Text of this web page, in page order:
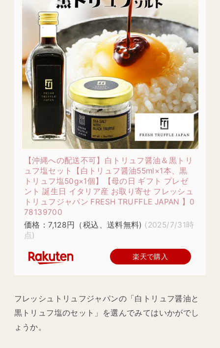
【沖縄への配送不可】白トリュフ醤油＆黒トリ
ュフ塩セット【白トリュフ醤油55ml×1本、黒
トリュフ塩50g×1個】【母の日 ギフト プレゼ
ント 誕生日 イタリア産 お取り寄せ フレッシュ
トリュフジャパン FRESH TRUFFLE JAPAN 】0
78139700
価格：7,128円（税込、送料無料) (2025/7/31時
点)
楽天で購入
フレッシュトリュフジャパンの「白トリュフ醤油と
黒トリュフ塩のセット」を選んでみてはいかがでし
ょうか。